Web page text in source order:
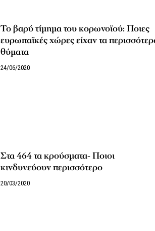
Το βαρύ τίμημα του κορωνοϊού: Ποιες
ευρωπαϊκές χώρες είχαν τα
θύματα
24/06/2020
Στα 464 τα κρούσματα- Ποιοι
κινδυνεύουν περισσότερο
20/03/2020